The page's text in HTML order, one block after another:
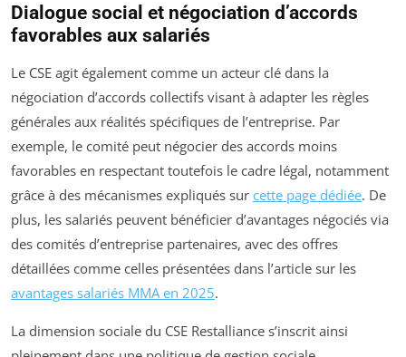
Dialogue social et négociation d’accords
favorables aux salariés
Le CSE agit également comme un acteur clé dans la
négociation d’accords collectifs visant à adapter les règles
générales aux réalités spécifiques de l’entreprise. Par
exemple, le comité peut négocier des accords moins
favorables en respectant toutefois le cadre légal, notamment
grâce à des mécanismes expliqués sur cette page dédiée. De
plus, les salariés peuvent bénéficier d’avantages négociés via
des comités d’entreprise partenaires, avec des offres
détaillées comme celles présentées dans l’article sur les
avantages salariés MMA en 2025.
La dimension sociale du CSE Restalliance s’inscrit ainsi